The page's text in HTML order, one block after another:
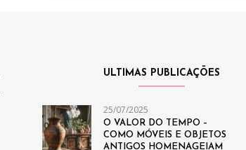
ULTIMAS PUBLICAÇÕES
25/07/2025
O VALOR DO TEMPO –
COMO MÓVEIS E OBJETOS
ANTIGOS HOMENAGEIAM